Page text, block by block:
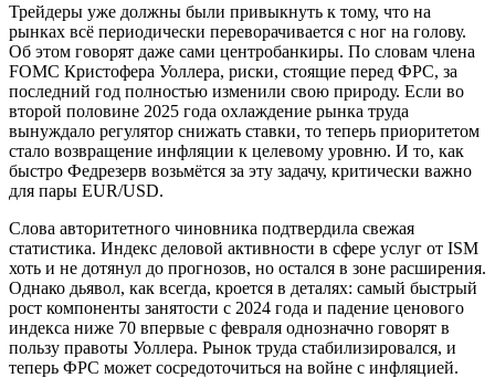
Трейдеры уже должны были привыкнуть к тому, что на
рынках всё периодически переворачивается с ног на голову.
Об этом говорят даже сами центробанкиры. По словам члена
FOMC Кристофера Уоллера, риски, стоящие перед ФРС, за
последний год полностью изменили свою природу. Если во
второй половине 2025 года охлаждение рынка труда
вынуждало регулятор снижать ставки, то теперь приоритетом
стало возвращение инфляции к целевому уровню. И то, как
быстро Федрезерв возьмётся за эту задачу, критически важно
для пары EUR/USD.
Слова авторитетного чиновника подтвердила свежая
статистика. Индекс деловой активности в сфере услуг от ISM
хоть и не дотянул до прогнозов, но остался в зоне расширения.
Однако дьявол, как всегда, кроется в деталях: самый быстрый
рост компоненты занятости с 2024 года и падение ценового
индекса ниже 70 впервые с февраля однозначно говорят в
пользу правоты Уоллера. Рынок труда стабилизировался, и
теперь ФРС может сосредоточиться на войне с инфляцией.